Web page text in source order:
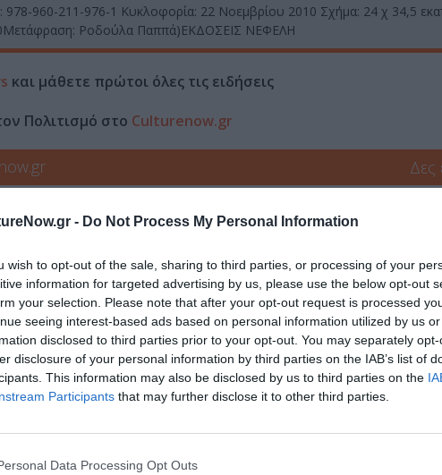
- Do Not Process My Personal Information
wish to opt-out of the sale, sharing to third parties, or processing of your
information for targeted advertising by us, please use the below opt-out
your selection. Please note that after your opt-out request is processed
seeing interest-based ads based on personal information utilized by us
disclosed to third parties prior to your opt-out. You may separately
disclosure of your personal information by third parties on the IAB’s list of
This information may also be disclosed by us to third parties on the
Participants that may further disclose it to other third parties.
Data Processing Opt Outs
978-960-211-976-1 Κυκλοφορία: 22 Νοεμβρίου 2010 Σχήμα: 24 χ 34,5
Ροδούλα Παππά)ΕΚΔΟΣΕΙΣ ΝΕΦΕΛΗ
και μάθετε πρώτοι όλες τις ειδήσεις
Πολιτισμό στο Culturenow.gr
Δες
Τέχνη και τον Πολιτισμό!
Ακολουθήστε το Culturenow.gr